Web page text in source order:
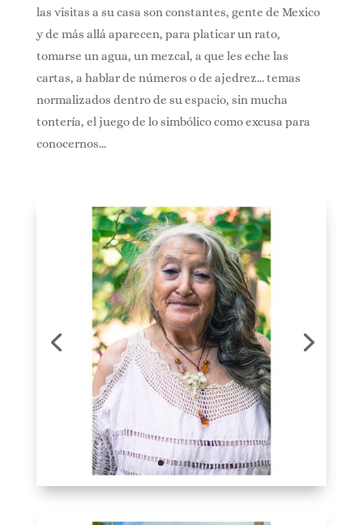
las visitas a su casa son constantes, gente de Mexico
y de más allá aparecen, para platicar un rato,
tomarse un agua, un mezcal, a que les eche las
cartas, a hablar de números o de ajedrez… temas
normalizados dentro de su espacio, sin mucha
tontería, el juego de lo simbólico como excusa para
conocernos…